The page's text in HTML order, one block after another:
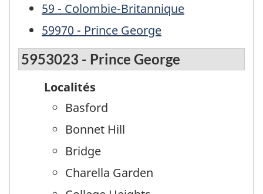
59 - Colombie-Britannique
59970 - Prince George
5953023 - Prince George
Localités
Basford
Bonnet Hill
Bridge
Charella Garden